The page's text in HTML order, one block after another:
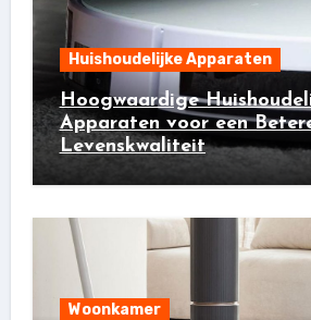
Huishoudelijke Apparaten
Hoogwaardige
Apparaten voor een
Levenskwaliteit
Woonkamer